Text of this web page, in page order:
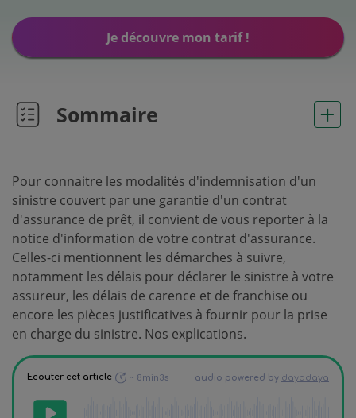
Je découvre mon tarif !
Sommaire
Pour connaitre les modalités d'indemnisation d'un
sinistre couvert par une garantie d'un contrat
d'assurance de prêt, il convient de vous reporter à la
notice d'information de votre contrat d'assurance.
Celles-ci mentionnent les démarches à suivre,
notamment les délais pour déclarer le sinistre à votre
assureur, les délais de carence et de franchise ou
encore les pièces justificatives à fournir pour la prise
en charge du sinistre. Nos explications.